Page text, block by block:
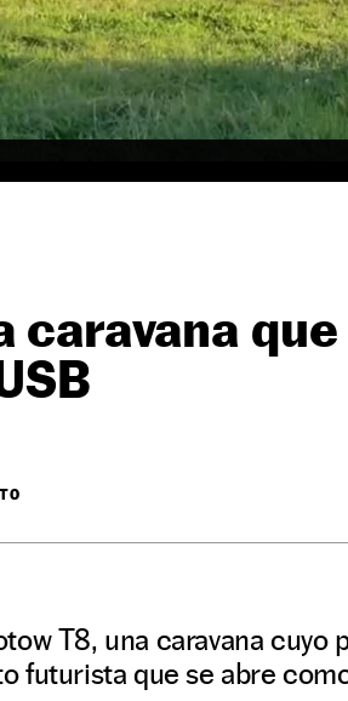
caravana
T8, una caravana
futurista que se abre